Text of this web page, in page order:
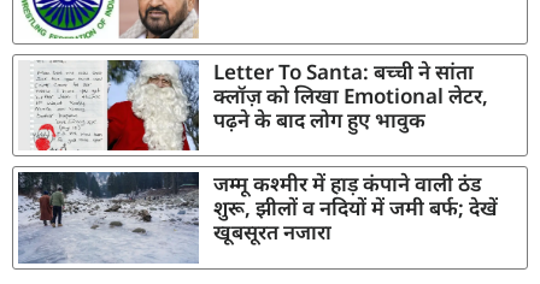
Letter To Santa: बच्ची ने सांता
क्लॉज़ को लिखा Emotional लेटर,
पढ़ने के बाद लोग हुए भावुक
जम्मू कश्मीर में हाड़ कंपाने वाली ठंड
शुरू, झीलों व नदियों में जमी बर्फ; देखें
खूबसूरत नजारा